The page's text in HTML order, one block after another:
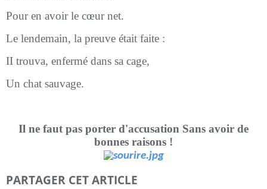
Pour en avoir le cœur net.
Le lendemain, la preuve était faite :
II trouva, enfermé dans sa cage,
Un chat sauvage.
Il ne faut pas porter d'accusation Sans avoir de
bonnes raisons !
PARTAGER CET ARTICLE